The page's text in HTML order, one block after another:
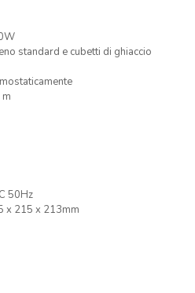
standard e cubetti di ghiaccio
50Hz
x 215 x 213mm